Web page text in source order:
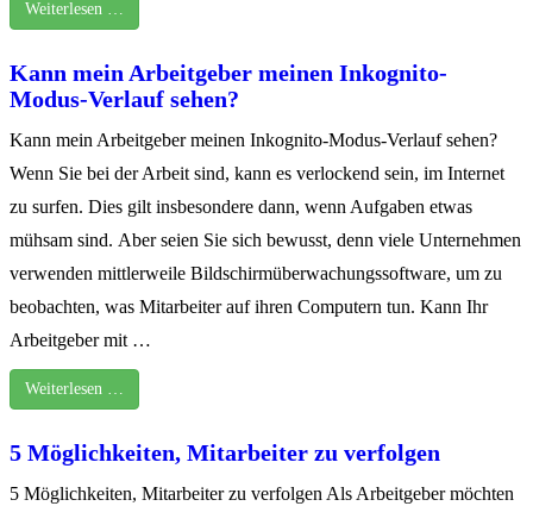
Weiterlesen …
Kann mein Arbeitgeber meinen Inkognito-
Modus-Verlauf sehen?
Kann mein Arbeitgeber meinen Inkognito-Modus-Verlauf sehen?
Wenn Sie bei der Arbeit sind, kann es verlockend sein, im Internet
zu surfen. Dies gilt insbesondere dann, wenn Aufgaben etwas
mühsam sind. Aber seien Sie sich bewusst, denn viele Unternehmen
verwenden mittlerweile Bildschirmüberwachungssoftware, um zu
beobachten, was Mitarbeiter auf ihren Computern tun. Kann Ihr
Arbeitgeber mit …
Weiterlesen …
5 Möglichkeiten, Mitarbeiter zu verfolgen
5 Möglichkeiten, Mitarbeiter zu verfolgen Als Arbeitgeber möchten